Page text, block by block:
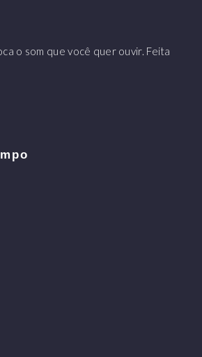
o som que você quer ouvir. Feita